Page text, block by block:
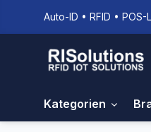
Auto-ID • RFID •
Kategorien